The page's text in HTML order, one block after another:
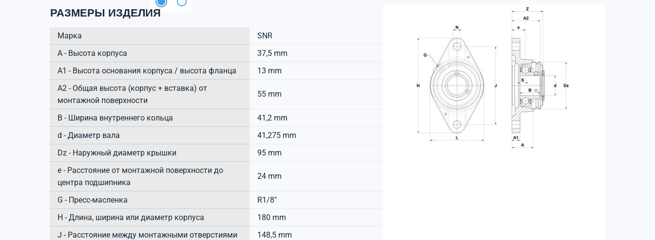
РАЗМЕРЫ ИЗДЕЛИЯ
Марка
SNR
А - Высота корпуса
37,5 mm
A1 - Высота основания корпуса / высота фланца
13 mm
A2 - Общая высота (корпус + вставка) от
монтажной поверхности
55 mm
B - Ширина внутреннего кольца
41,2 mm
d - Диаметр вала
41,275 mm
Dz - Наружный диаметр крышки
95 mm
e - Расстояние от монтажной поверхности до
центра подшипника
24 mm
G - Пресс-масленка
R1/8"
H - Длина, ширина или диаметр корпуса
180 mm
J - Расстояние между монтажными отверстиями
148,5 mm